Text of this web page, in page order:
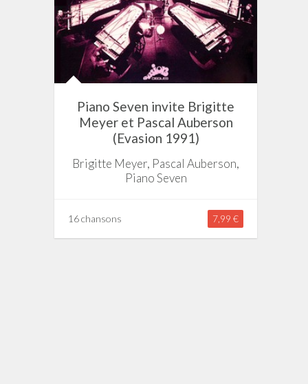
Piano Seven invite Brigitte
Meyer et Pascal Auberson
(Evasion 1991)
Brigitte Meyer, Pascal Auberson,
Piano Seven
16 chansons 7,99 €